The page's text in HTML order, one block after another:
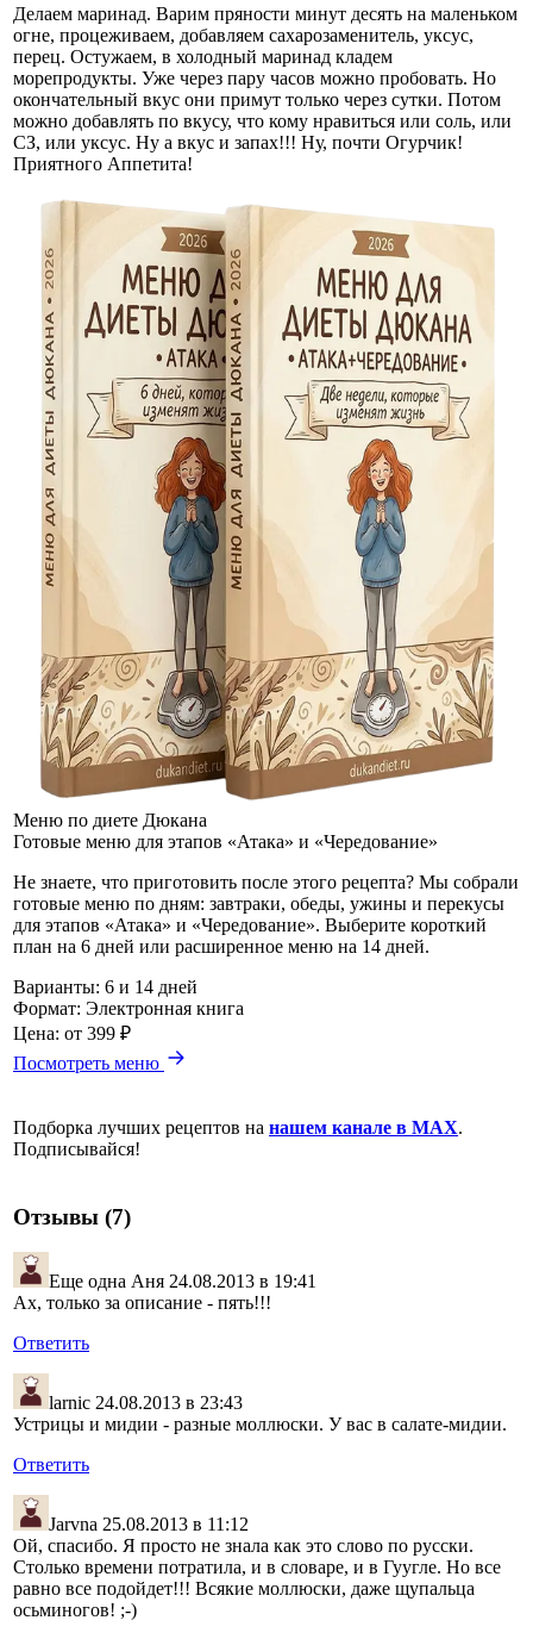
Делаем маринад. Варим пряности минут десять на маленьком
огне, процеживаем, добавляем сахарозаменитель, уксус,
перец. Остужаем, в холодный маринад кладем
морепродукты. Уже через пару часов можно пробовать. Но
окончательный вкус они примут только через сутки. Потом
можно добавлять по вкусу, что кому нравиться или соль, или
СЗ, или уксус. Ну а вкус и запах!!! Ну, почти Огурчик!
Приятного Аппетита!
Меню по диете Дюкана
Готовые меню для этапов «Атака» и «Чередование»
Не знаете, что приготовить после этого рецепта? Мы собрали
готовые меню по дням: завтраки, обеды, ужины и перекусы
для этапов «Атака» и «Чередование». Выберите короткий
план на 6 дней или расширенное меню на 14 дней.
Варианты: 6 и 14 дней
Формат: Электронная книга
Цена: от 399 ₽
Посмотреть меню
Подборка лучших рецептов на нашем канале в MAX.
Подписывайся!
Отзывы (7)
Еще одна Аня 24.08.2013 в 19:41
Ах, только за описание - пять!!!
Ответить
larnic 24.08.2013 в 23:43
Устрицы и мидии - разные моллюски. У вас в салате-мидии.
Ответить
Jarvna 25.08.2013 в 11:12
Ой, спасибо. Я просто не знала как это слово по русски.
Столько времени потратила, и в словаре, и в Гуугле. Но все
равно все подойдет!!! Всякие моллюски, даже щупальца
осьминогов! ;-)